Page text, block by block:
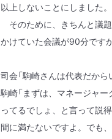
以上しないことにしました。
そのために、きちんと議
かけていた会議が90分です
司会「駒崎さんは代表だか
駒崎「まずは、マネージャ
ってるでしょ、と言って説
間に満たないですよ。でも